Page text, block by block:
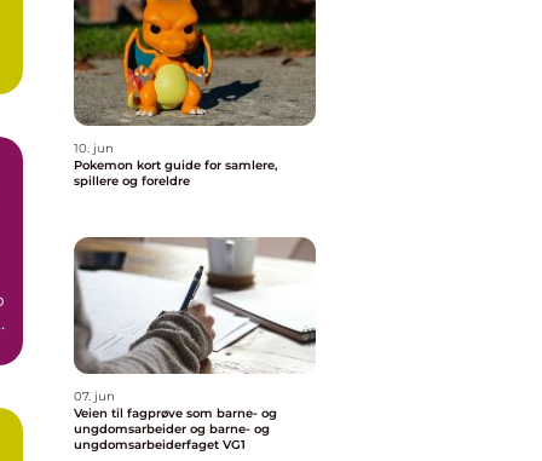
10. jun
Pokemon kort guide for samlere,
spillere og foreldre
07. jun
Veien til fagprøve som barne- og
ungdomsarbeider og barne- og
ungdomsarbeiderfaget VG1